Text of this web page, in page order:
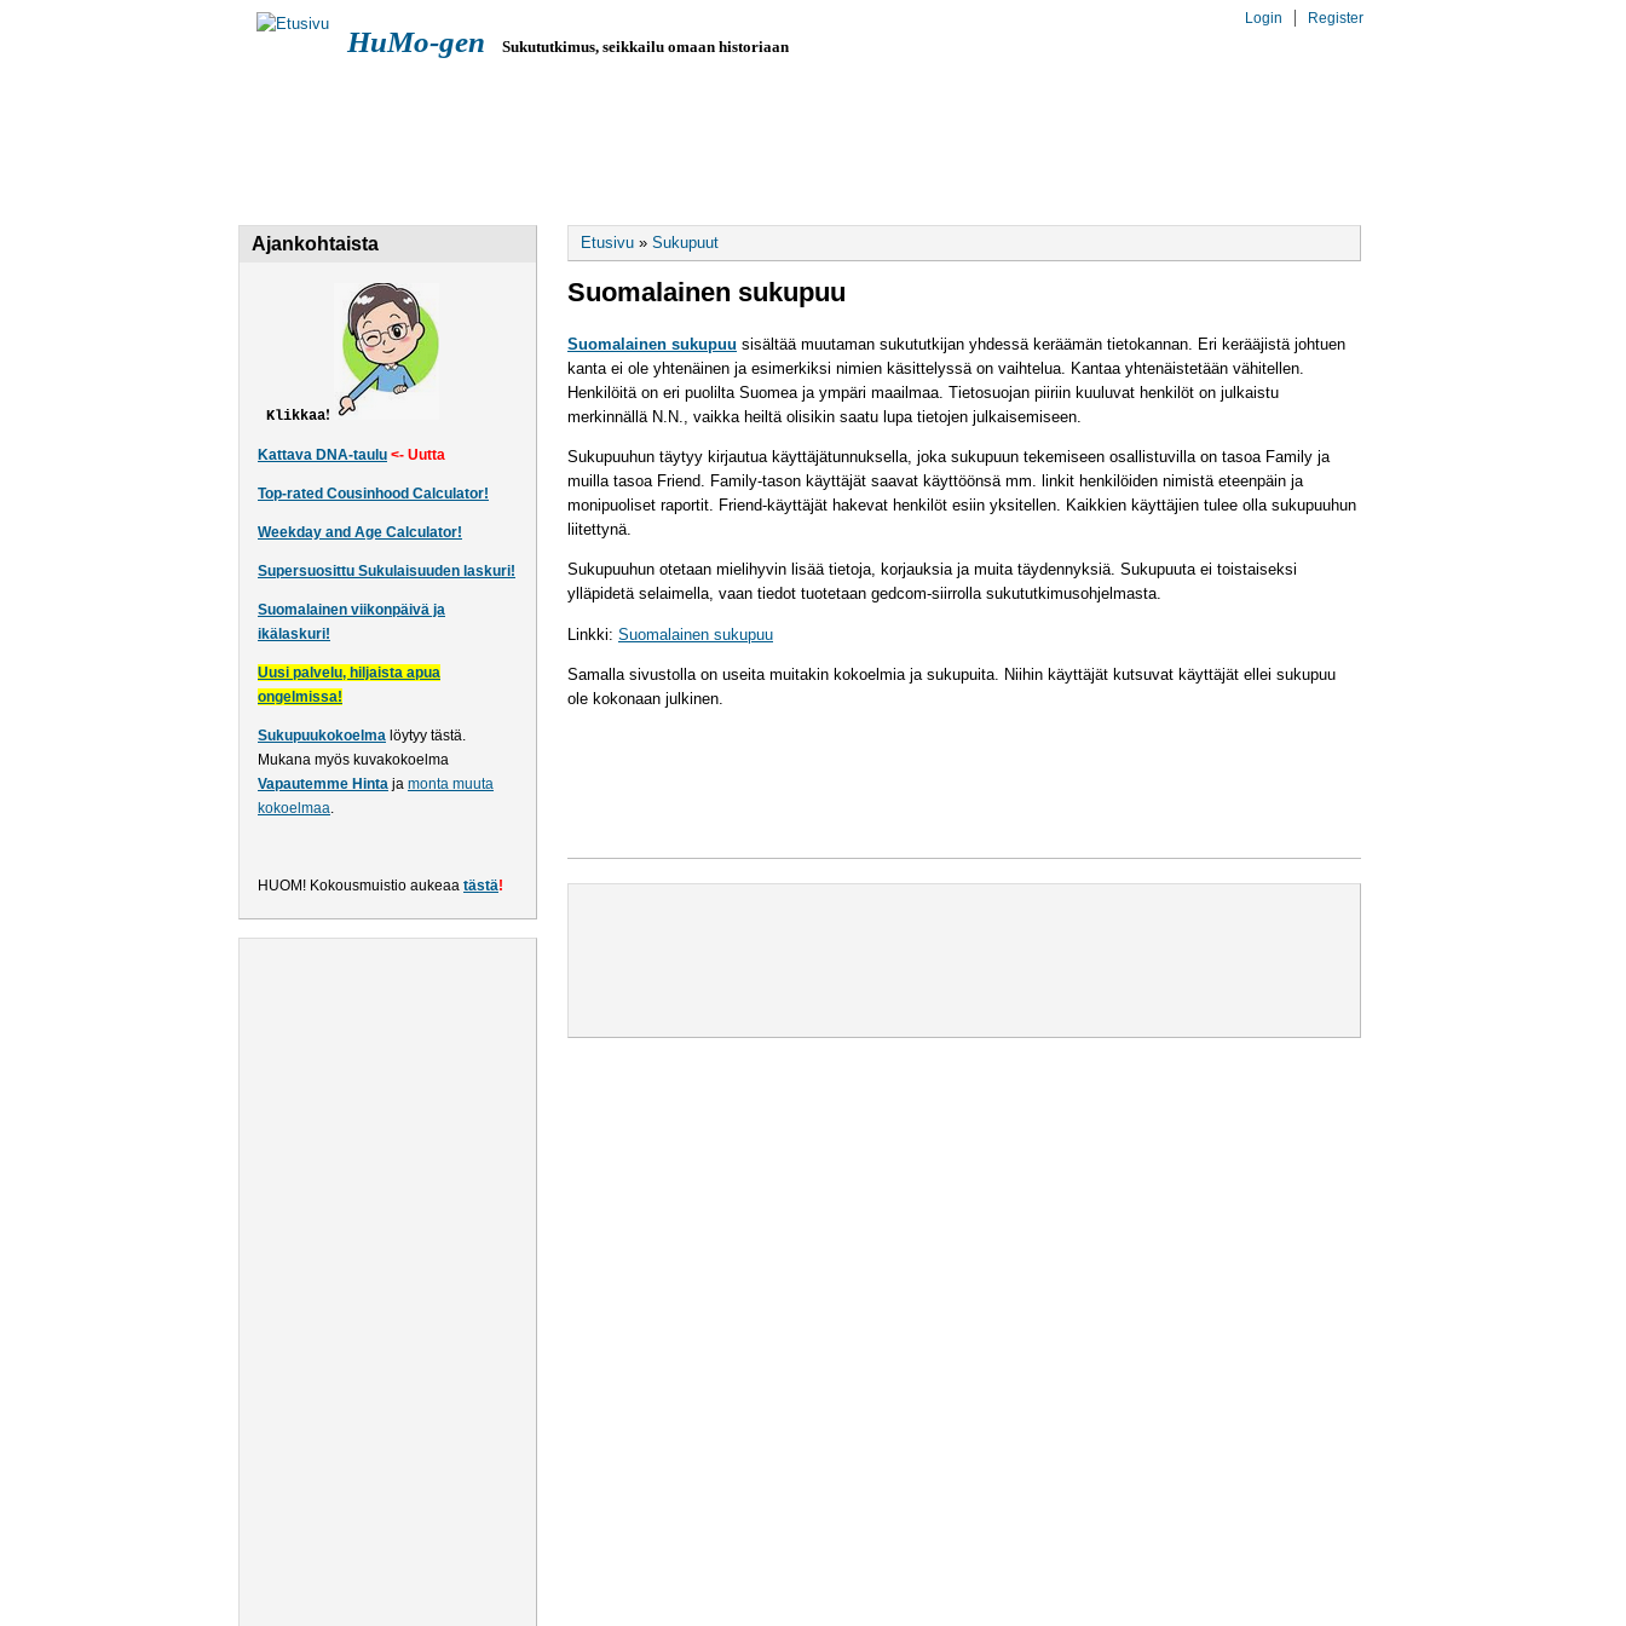
HuMo-gen Sukututkimus, seikkailu omaan historiaan
Login Register
Ajankohtaista
Klikkaa!
Kattava DNA-taulu <- Uutta
Top-rated Cousinhood Calculator!
Weekday and Age Calculator!
Supersuosittu Sukulaisuuden laskuri!
Suomalainen viikonpäivä ja
ikälaskuri!
Uusi palvelu, hiljaista apua
ongelmissa!
Sukupuukokoelma löytyy tästä.
Mukana myös kuvakokoelma
Vapautemme Hinta ja monta muuta
kokoelmaa.
HUOM! Kokousmuistio aukeaa tästä!
Olet täällä
Etusivu » Sukupuut
Suomalainen sukupuu
Suomalainen sukupuu sisältää muutaman sukututkijan yhdessä keräämän tietokannan. Eri kerääjistä johtuen
kanta ei ole yhtenäinen ja esimerkiksi nimien käsittelyssä on vaihtelua. Kantaa yhtenäistetään vähitellen.
Henkilöitä on eri puolilta Suomea ja ympäri maailmaa. Tietosuojan piiriin kuuluvat henkilöt on julkaistu
merkinnällä N.N., vaikka heiltä olisikin saatu lupa tietojen julkaisemiseen.
Sukupuuhun täytyy kirjautua käyttäjätunnuksella, joka sukupuun tekemiseen osallistuvilla on tasoa Family ja
muilla tasoa Friend. Family-tason käyttäjät saavat käyttöönsä mm. linkit henkilöiden nimistä eteenpäin ja
monipuoliset raportit. Friend-käyttäjät hakevat henkilöt esiin yksitellen. Kaikkien käyttäjien tulee olla sukupuuhun
liitettynä.
Sukupuuhun otetaan mielihyvin lisää tietoja, korjauksia ja muita täydennyksiä. Sukupuuta ei toistaiseksi
ylläpidetä selaimella, vaan tiedot tuotetaan gedcom-siirrolla sukututkimusohjelmasta.
Linkki: Suomalainen sukupuu
Samalla sivustolla on useita muitakin kokoelmia ja sukupuita. Niihin käyttäjät kutsuvat käyttäjät ellei sukupuu
ole kokonaan julkinen.